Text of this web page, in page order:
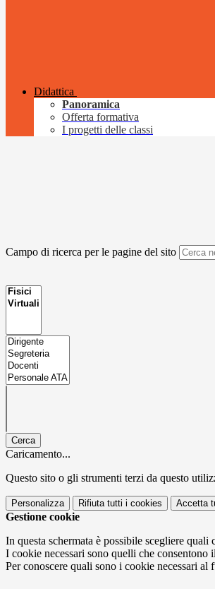
Didattica
Panoramica
Offerta formativa
I progetti delle classi
Campo di ricerca per le pagine del sito
Cerca
Caricamento...
Questo sito o gli strumenti terzi da questo
Personalizza Rifiuta tutti i cookies Accetta
Gestione cookie
In questa schermata è possibile scegliere quali
I cookie necessari sono quelli che
Per conoscere quali sono i cookie necessari al